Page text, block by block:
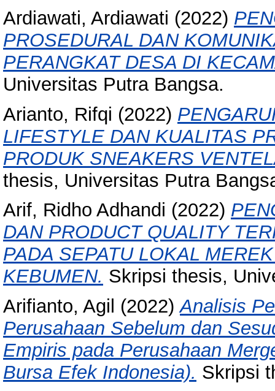
Ardiawati, Ardiawati (2022)
PROSEDURAL DAN
PERANGKAT DESA DI
Universitas Putra Bangsa.
Arianto, Rifqi (2022)
LIFESTYLE DAN KUALITAS
PRODUK SNEAKERS
thesis, Universitas Putra
Arif, Ridho Adhandi (2022)
DAN PRODUCT QUALITY
PADA SEPATU LOKAL
KEBUMEN. Skripsi thesis,
Arifianto, Agil (2022)Analisis
Perusahaan Sebelum dan
Empiris pada Perusahaan
Bursa Efek Indonesia). Skripsi